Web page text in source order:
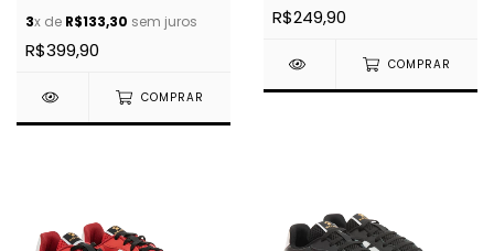
3x de R$133,30 sem juros
R$399,90
COMPRAR
R$249,90
COMPRAR